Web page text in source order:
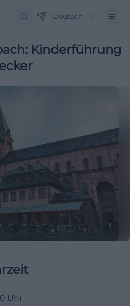
Deutsch
Kinderführung
Uhr